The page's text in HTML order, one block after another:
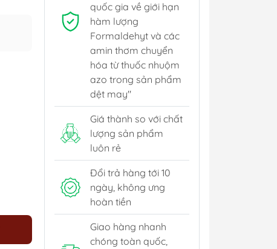
quốc gia về giới hạn
hàm lượng
Formaldehyt và các
amin thơm chuyển
hóa từ thuốc nhuộm
azo trong sản phẩm
dệt may"
Giá thành so với chất
lượng sản phẩm
luôn rẻ
Đổi trả hàng tới 10
ngày, không ưng
hoàn tiền
Giao hàng nhanh
chóng toàn quốc,